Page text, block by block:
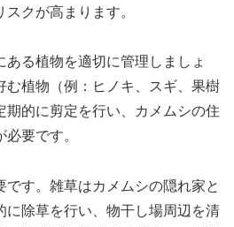
クが高まります。
ある植物を適切に管理しましょ
む植物（例：ヒノキ、スギ、果樹
期的に剪定を行い、カメムシの住
要です。
です。雑草はカメムシの隠れ家と
に除草を行い、物干し場周辺を清